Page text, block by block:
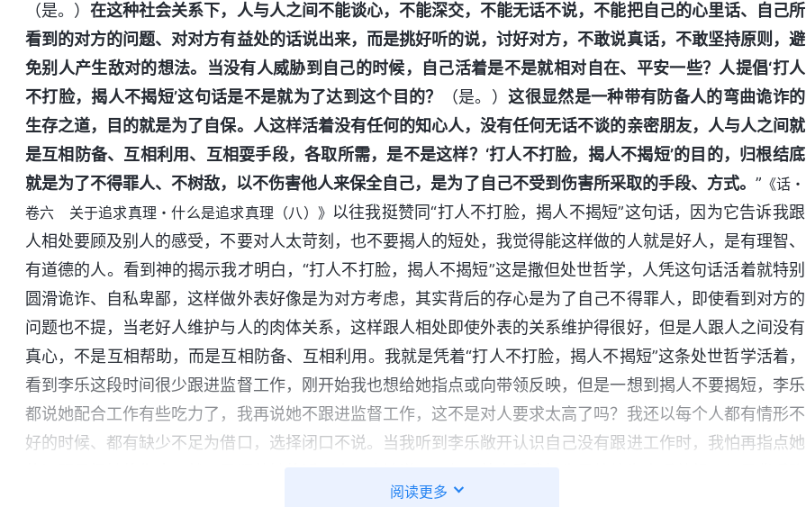
（是。）在这种社会关系下，人与人之间不能谈心，不能深交，不能无话不说，不能把自己的心里话、自己所
看到的对方的问题、对对方有益处的话说出来，而是挑好听的说，讨好对方，不敢说真话，不敢坚持原则，避
免别人产生敌对的想法。当没有人威胁到自己的时候，自己活着是不是就相对自在、平安一些？人提倡‘打人
不打脸，揭人不揭短’这句话是不是就为了达到这个目的？
（是。）这很显然是一种带有防备人的弯曲诡诈的
生存之道，目的就是为了自保。人这样活着没有任何的知心人，没有任何无话不谈的亲密朋友，人与人之间就
是互相防备、互相利用、互相耍手段，各取所需，是不是这样？‘打人不打脸，揭人不揭短’的目的，归根结底
就是为了不得罪人、不树敌，以不伤害他人来保全自己，是为了自己不受到伤害所采取的手段、方式。 ” 《话・
卷六 关于追求真理・什么是追求真理（八）》 以往我挺赞同“打人不打脸，揭人不揭短”这句话，因为它告诉我跟
人相处要顾及别人的感受，不要对人太苛刻，也不要揭人的短处，我觉得能这样做的人就是好人，是有理智、
有道德的人。看到神的揭示我才明白，“打人不打脸，揭人不揭短”这是撒但处世哲学，人凭这句话活着就特别
圆滑诡诈、自私卑鄙，这样做外表好像是为对方考虑，其实背后的存心是为了自己不得罪人，即使看到对方的
问题也不提，当老好人维护与人的肉体关系，这样跟人相处即使外表的关系维护得很好，但是人跟人之间没有
真心，不是互相帮助，而是互相防备、互相利用。我就是凭着“打人不打脸，揭人不揭短”这条处世哲学活着，
看到李乐这段时间很少跟进监督工作，刚开始我也想给她指点或向带领反映，但是一想到揭人不要揭短，李乐
都说她配合工作有些吃力了，我再说她不跟进监督工作，这不是对人要求太高了吗？我还以每个人都有情形不
好的时候、都有缺少不足为借口，选择闭口不说。当我听到李乐敞开认识自己没有跟进工作时，我怕再指点她
藏着卑鄙存心，就是怕她说我要求太高或者说我背后告状揭她的短，如果因为这事得罪她了她以后会记恨我给
阅读更多